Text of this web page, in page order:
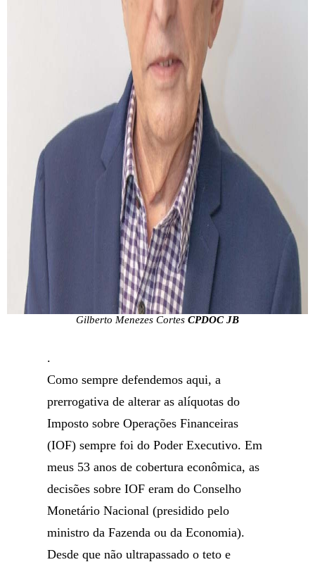
Gilberto Menezes Cortes CPDOC JB
.
Como sempre defendemos aqui, a
prerrogativa de alterar as alíquotas do
Imposto sobre Operações Financeiras
(IOF) sempre foi do Poder Executivo. Em
meus 53 anos de cobertura econômica, as
decisões sobre IOF eram do Conselho
Monetário Nacional (presidido pelo
ministro da Fazenda ou da Economia).
Desde que não ultrapassado o teto e